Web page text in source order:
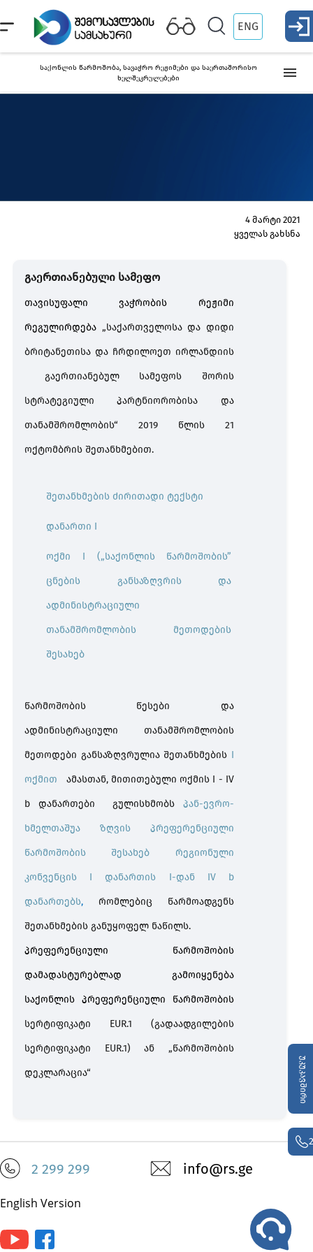
ENG
უკუკავშირი
საქონლის წარმოშობა, სავაჭრო რეჟიმები და საერთაშორისო
ხელშეკრულებები
სერტიფიკატი
ქვეყნები, რომლებთანაც მოქმედებს თავისუფალი ვაჭრობის
4 მარტი 2021
ყველას გახსნა
გაერთიანებული სამეფო
თავისუფალი ვაჭრობის რეჟიმი
რეგულირდება „საქართველოსა და დიდი
ბრიტანეთისა და ჩრდილოეთ ირლანდიის
გაერთიანებულ სამეფოს შორის
სტრატეგიული პარტნიორობისა და
თანამშრომლობის“ 2019 წლის 21
ოქტომბრის შეთანხმებით.
შეთანხმების ძირითადი ტექსტი
დანართი I
ოქმი I („საქონლის წარმოშობის”
ცნების განსაზღვრის და
ადმინისტრაციული
თანამშრომლობის მეთოდების
შესახებ
წარმოშობის წესები და
ადმინისტრაციული თანამშრომლობის
მეთოდები განსაზღვრულია შეთანხმების I
ოქმით ამასთან, მითითებული ოქმის I - IV
b დანართები გულისხმობს პან-ევრო-
ხმელთაშუა ზღვის პრეფერენციული
წარმოშობის შესახებ რეგიონული
კონვენცის I დანართის I-დან IV b
დანართებს, რომლებიც წარმოადგენს
შეთანხმების განუყოფელ ნაწილს.
პრეფერენციული წარმოშობის
დამადასტურებლად გამოიყენება
საქონლის პრეფერენციული წარმოშობის
სერტიფიკატი EUR.1 (გადაადგილების
სერტიფიკატი EUR.1)ან „წარმოშობის
დეკლარაცია“
English Version
info@rs.ge
2 299 299